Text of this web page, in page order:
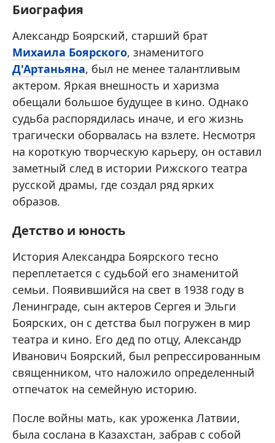
Биография
Александр Боярский, старший брат
Михаила Боярского, знаменитого
Д'Артаньяна, был не менее талантливым
актером. Яркая внешность и харизма
обещали большое будущее в кино. Однако
судьба распорядилась иначе, и его жизнь
трагически оборвалась на взлете. Несмотря
на короткую творческую карьеру, он оставил
заметный след в истории Рижского театра
русской драмы, где создал ряд ярких
образов.
Детство и юность
История Александра Боярского тесно
переплетается с судьбой его знаменитой
семьи. Появившийся на свет в 1938 году в
Ленинграде, сын актеров Сергея и Эльги
Боярских, он с детства был погружен в мир
театра и кино. Его дед по отцу, Александр
Иванович Боярский, был репрессированным
священником, что наложило определенный
отпечаток на семейную историю.
После войны мать, как уроженка Латвии,
была сослана в Казахстан, забрав с собой